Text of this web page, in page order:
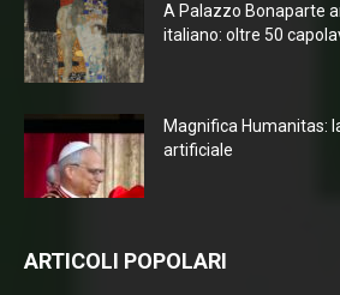
A Palazzo Bonaparte
italiano: oltre 50
Magnifica Humanitas:
artificiale
ARTICOLI POPOLARI